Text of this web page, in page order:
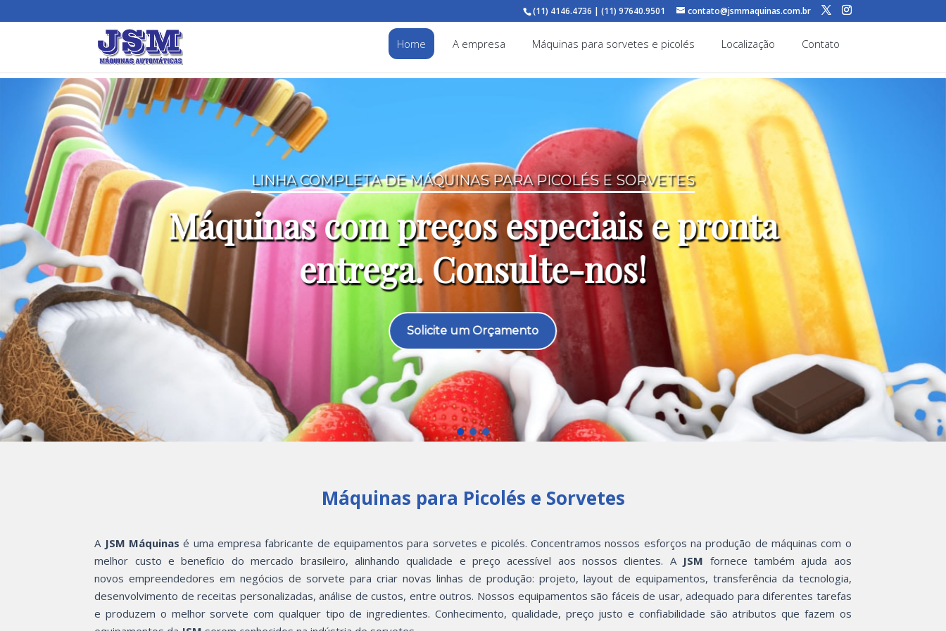
(11) 4146.4736 | (11) 97640.9501 contato@jsmmaquinas.com.br
Home A empresa Máquinas para sorvetes e picolés Localização Contato
LINHA COMPLETA DE MÁQUINAS PARA PICOLÉS E SORVETES
Máquinas com preços especiais e pronta
entrega. Consulte-nos!
Solicite um Orçamento
Máquinas para Picolés e Sorvetes
AJSM Máquinas é uma empresa fabricante de equipamentos para sorvetes e picolés. Concentramos nossos esforços na produção de máquinas com o
melhor custo e benefício do mercado brasileiro, alinhando qualidade e preço acessível aos nossos clientes. A JSM fornece também ajuda aos
novos empreendedores em negócios de sorvete para criar novas linhas de produção: projeto, layout de equipamentos, transferência da tecnologia,
desenvolvimento de receitas personalizadas, análise de custos, entre outros. Nossos equipamentos são fáceis de usar, adequado para diferentes tarefas
e produzem o melhor sorvete com qualquer tipo de ingredientes. Conhecimento, qualidade, preço justo e confiabilidade são atributos que fazem os